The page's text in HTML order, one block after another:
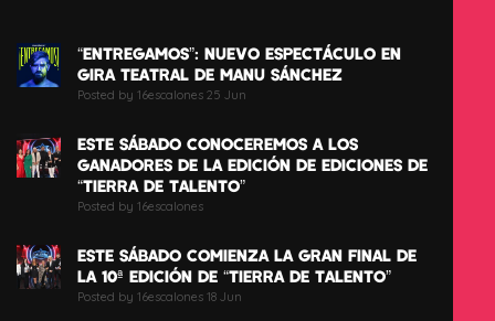
“ENTREGAMOS”: NUEVO ESPECTÁCULO EN
GIRA TEATRAL DE MANU SÁNCHEZ
Posted by 16escalones 25 Jun
ESTE SÁBADO CONOCEREMOS A LOS
GANADORES DE LA EDICIÓN DE EDICIONES DE
“TIERRA DE TALENTO”
Posted by 16escalones
ESTE SÁBADO COMIENZA LA GRAN FINAL DE
LA 10ª EDICIÓN DE “TIERRA DE TALENTO”
Posted by 16escalones 18 Jun